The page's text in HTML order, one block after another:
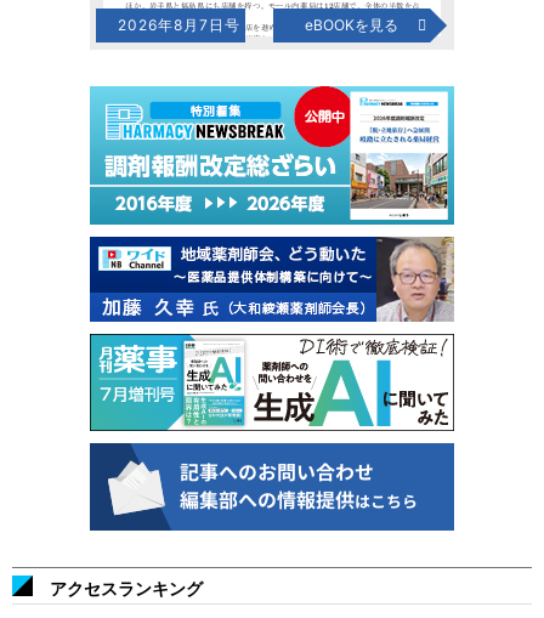
2026年8月7日号 eBOOKを見る
アクセスランキング